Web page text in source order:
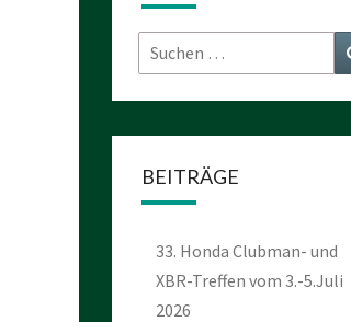
Suchen
nach:
BEITRÄGE
33. Honda Clubman- und
XBR-Treffen vom 3.-5.Juli
2026